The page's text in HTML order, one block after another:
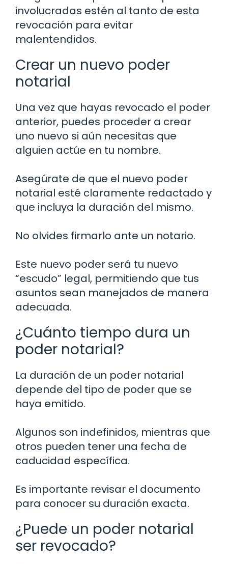
involucradas estén al tanto de esta
revocación para evitar
malentendidos.
Crear un nuevo poder
notarial
Una vez que hayas revocado el poder
anterior, puedes proceder a crear
uno nuevo si aún necesitas que
alguien actúe en tu nombre.
Asegúrate de que el nuevo poder
notarial esté claramente redactado y
que incluya la duración del mismo.
No olvides firmarlo ante un notario.
Este nuevo poder será tu nuevo
“escudo” legal, permitiendo que tus
asuntos sean manejados de manera
adecuada.
¿Cuánto tiempo dura un
poder notarial?
La duración de un poder notarial
depende del tipo de poder que se
haya emitido.
Algunos son indefinidos, mientras que
otros pueden tener una fecha de
caducidad específica.
Es importante revisar el documento
para conocer su duración exacta.
¿Puede un poder notarial
ser revocado?